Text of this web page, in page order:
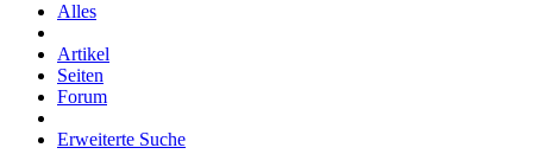
Alles
Artikel
Seiten
Forum
Erweiterte Suche